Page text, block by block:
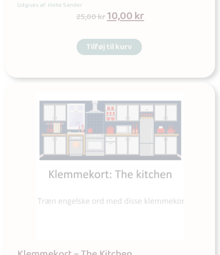
Udgives af: Helle Sander
25,00kr10,00kr
Tilføj til kurv